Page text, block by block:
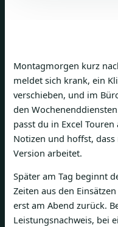
Montagmorgen kurz
meldet sich krank, ein
verschieben, und im
den
passt du in Excel
Notizen und hoffst,
Version arbeitet.
Später am Tag beginnt
Zeiten aus den
erst am Abend zurück.
Leistungsnachweis, bei